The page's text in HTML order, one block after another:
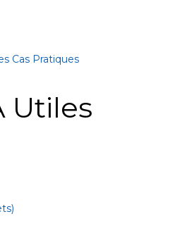
Cas Pratiques
Utiles